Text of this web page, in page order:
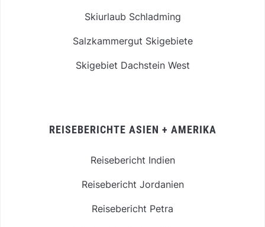
Skiurlaub Schladming
Salzkammergut Skigebiete
Skigebiet Dachstein West
REISEBERICHTE ASIEN + AMERIKA
Reisebericht Indien
Reisebericht Jordanien
Reisebericht Petra